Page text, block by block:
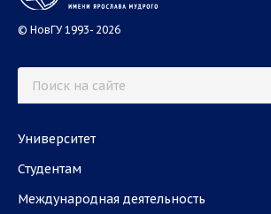
© НовГУ 1993- 2026
Университет
Студентам
Международная деятельность